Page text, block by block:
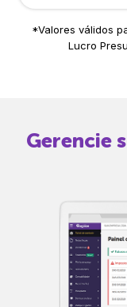
*Valores válidos
Lucro
Gerencie